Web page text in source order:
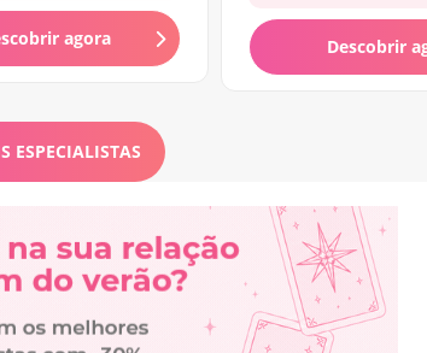
agora Descobrir
ESPECIALISTAS